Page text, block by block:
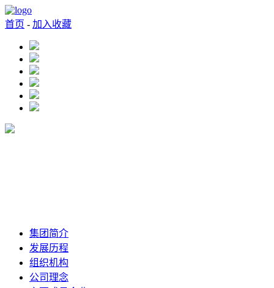
首页 - 加入收藏
集团简介
发展历程
组织机构
公司理念